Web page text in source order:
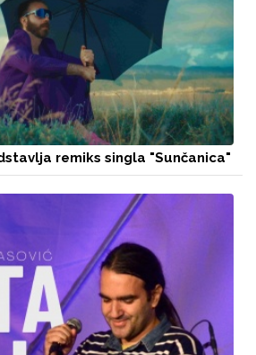
remiks singla "Sunčanica"